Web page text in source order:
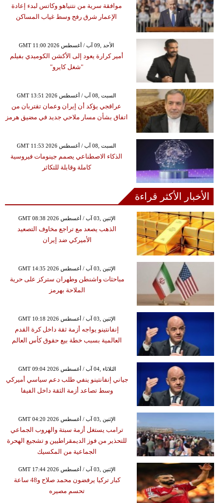
موافقة سرية من نتنياهو وكاتس لبدء إعادة
الإعمار شرق رفح وسط غياب المساكن
GMT 11:00 2026 الأحد ,09 آب / أغسطس
أمير كرارة يعود إلى الأكشن الكوميدي بفيلم
"شغل كايرو"
GMT 13:51 2026 السبت ,08 آب / أغسطس
عراقجي يؤكد أن إيران وعمان تقتربان من
اتفاق بشأن مسار ملاحي جديد في مضيق هرمز
GMT 11:53 2026 السبت ,08 آب / أغسطس
الذكاء الاصطناعي يصمم جينومات فيروسية
كاملة وقابلة للتكاثر
الأخبار الأكثر قراءة
GMT 08:38 2026 الإثنين ,03 آب / أغسطس
الذهب يصعد مع تراجع مخاوف التصعيد
الأميركي ضد إيران
GMT 14:35 2026 الإثنين ,03 آب / أغسطس
مباحثات واشنطن وطهران ستركز على حرية
الملاحة بهرمز
GMT 10:18 2026 الإثنين ,03 آب / أغسطس
إنفانتينو يواجه أزمة ثقة داخل كرة القدم
العالمية بسبب خطة بيع حقوق كأس العالم
GMT 09:04 2026 الثلاثاء ,04 آب / أغسطس
جياني إنفانتينو ينفي طلب دعم سياسي أميركي
وسط تصاعد أزمة الثقة داخل الفيفا
GMT 04:20 2026 الإثنين ,03 آب / أغسطس
ترامب يستغل أزمة سبتة والهروب الجماعي
للتحذير من فوز الديمقراطيين و تشجيع الهحرة
الجماعية من المكسيك
GMT 17:44 2026 الإثنين ,03 آب / أغسطس
كبار تركيا يرفضون محمد صلاح و48 ساعة
تحسم مصيره